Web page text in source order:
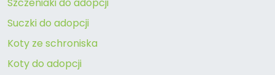
Suczki do adopcji
Koty ze schroniska
Koty do adopcji